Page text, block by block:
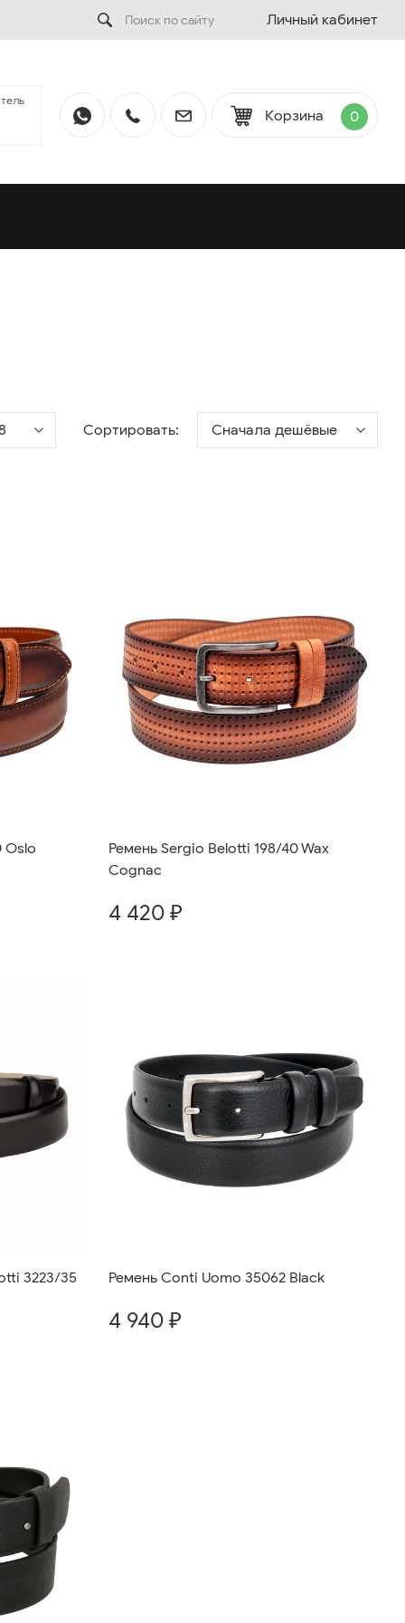
Личный кабинет
Корзина 0
Сортировать: Сначала дешёвые
Oslo
Ремень Sergio Belotti 198/40 Wax
Cognac
4 420 ₽
3223/35 Ремень Conti Uomo 35062 Black
4 940 ₽